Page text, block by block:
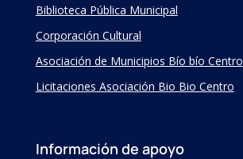
Biblioteca Pública Municipal
Corporación Cultural
Asociación de Municipios Bío bío Centro
Licitaciones Asociación Bio Bio Centro
Información de apoyo